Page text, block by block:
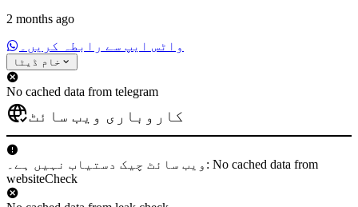
2 months ago
واٹس ایپ سے رابطہ کریں۔
خام ڈیٹا
No cached data from telegram
کاروباری ویب سائٹ
ویب سائٹ چیک دستیاب نہیں ہے۔: No cached data from
websiteCheck